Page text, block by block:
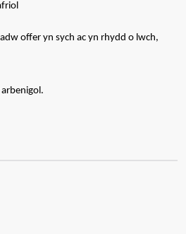
offer yn sych ac yn rhydd o lwch,